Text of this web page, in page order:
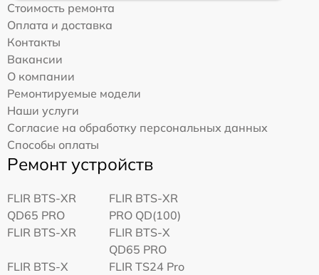
Стоимость ремонта
Оплата и доставка
Контакты
Вакансии
О компании
Ремонтируемые модели
Наши услуги
Согласие на обработку персональных данных
Способы оплаты
Ремонт устройств
FLIR BTS-XR
QD65 PRO
FLIR BTS-XR
PRO QD(100)
FLIR BTS-XR
FLIR BTS-X
QD65 PRO
FLIR BTS-X
FLIR TS24 Pro